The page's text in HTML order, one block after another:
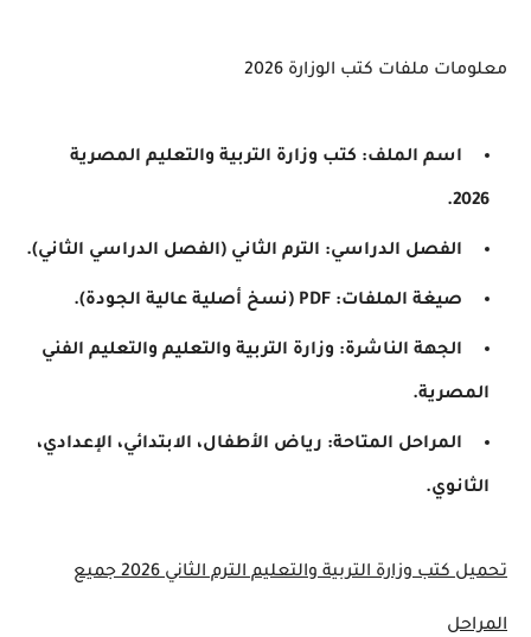
معلومات ملفات كتب الوزارة 2026
اسم الملف: كتب وزارة التربية والتعليم المصرية
2026.
الفصل الدراسي: الترم الثاني (الفصل الدراسي الثاني).
صيغة الملفات: PDF (نسخ أصلية عالية الجودة).
الجهة الناشرة: وزارة التربية والتعليم والتعليم الفني
المصرية.
المراحل المتاحة: رياض الأطفال، الابتدائي، الإعدادي،
الثانوي.
تحميل كتب وزارة التربية والتعليم الترم الثاني 2026 جميع
المراحل